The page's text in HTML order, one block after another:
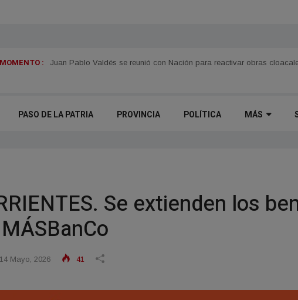
: Se promocionó la 61.ª Fiesta Nacional de la Pesca del Dorado en
PASO DE LA PATRIA PROVINCIA POLÍTICA MÁS
Se extienden los
14 Mayo, 2026 41